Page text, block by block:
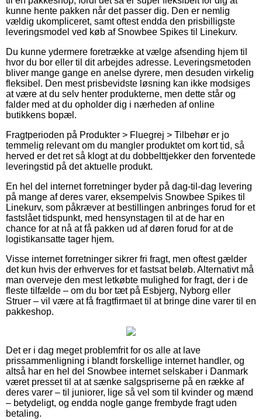
kunne hente pakken når det passer dig. Den er nemlig
vældig ukompliceret, samt oftest endda den prisbilligste
leveringsmodel ved køb af Snowbee Spikes til Linekurv.
Du kunne ydermere foretrække at vælge afsending hjem til
hvor du bor eller til dit arbejdes adresse. Leveringsmetoden
bliver mange gange en anelse dyrere, men desuden virkelig
fleksibel. Den mest prisbevidste løsning kan ikke modsiges
at være at du selv henter produkterne, men dette står og
falder med at du opholder dig i nærheden af online
butikkens bopæl.
Fragtperioden på Produkter > Fluegrej > Tilbehør er jo
temmelig relevant om du mangler produktet om kort tid, så
herved er det ret så klogt at du dobbelttjekker den forventede
leveringstid på det aktuelle produkt.
En hel del internet forretninger byder på dag-til-dag levering
på mange af deres varer, eksempelvis Snowbee Spikes til
Linekurv, som påkræver at bestillingen anbringes forud for et
fastslået tidspunkt, med hensynstagen til at de har en
chance for at nå at få pakken ud af døren forud for at de
logistikansatte tager hjem.
Visse internet forretninger sikrer fri fragt, men oftest gælder
det kun hvis der erhverves for et fastsat beløb. Alternativt må
man overveje den mest letkøbte mulighed for fragt, der i de
fleste tilfælde – om du bor tæt på Esbjerg, Nyborg eller
Struer – vil være at få fragtfirmaet til at bringe dine varer til en
pakkeshop.
Det er i dag meget problemfrit for os alle at lave
prissammenligning i blandt forskellige internet handler, og
altså har en hel del Snowbee internet selskaber i Danmark
været presset til at at sænke salgspriserne på en række af
deres varer – til juniorer, lige så vel som til kvinder og mænd
– betydeligt, og endda nogle gange frembyde fragt uden
betaling.